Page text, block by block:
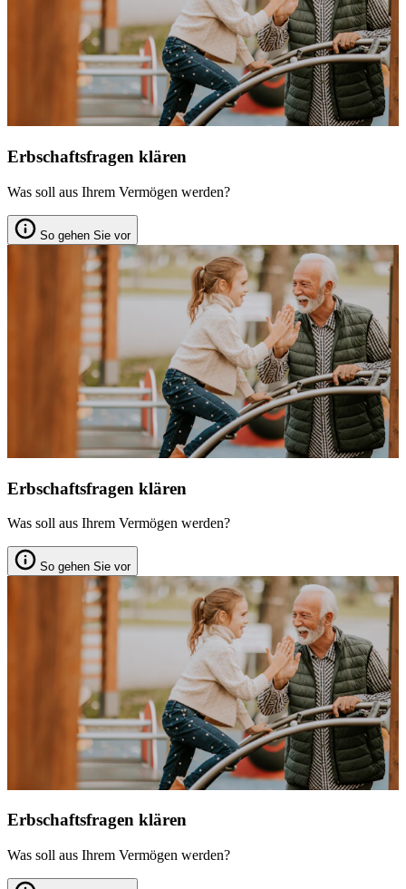
Erbschaftsfragen klären
Was soll aus Ihrem Vermögen werden?
So gehen Sie vor
Erbschaftsfragen klären
Was soll aus Ihrem Vermögen werden?
So gehen Sie vor
Erbschaftsfragen klären
Was soll aus Ihrem Vermögen werden?